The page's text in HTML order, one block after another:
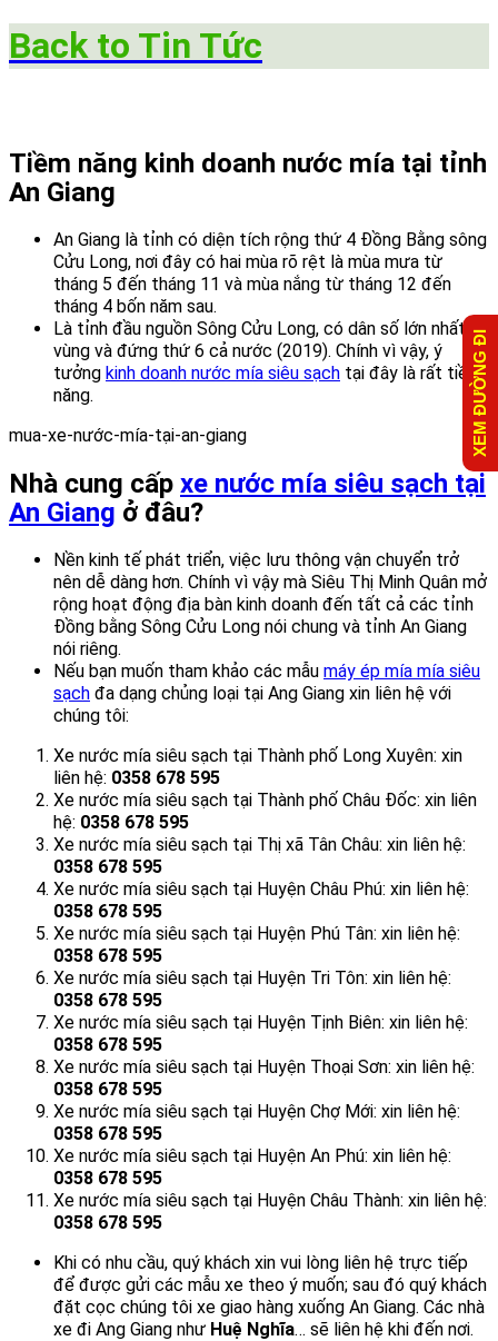
Back to Tin Tức
Tiềm năng kinh doanh nước mía tại tỉnh
An Giang
An Giang là tỉnh có diện tích rộng thứ 4 Đồng Bằng sông
Cửu Long, nơi đây có hai mùa rõ rệt là mùa mưa từ
tháng 5 đến tháng 11 và mùa nắng từ tháng 12 đến
tháng 4 bốn năm sau.
Là tỉnh đầu nguồn Sông Cửu Long, có dân số lớn nhất
vùng và đứng thứ 6 cả nước (2019). Chính vì vậy, ý
tưởng kinh doanh nước mía siêu sạch tại đây là rất tiềm
năng.
Nhà cung cấp xe nước mía siêu sạch tại
An Giang ở đâu?
Nền kinh tế phát triển, việc lưu thông vận chuyển trở
nên dễ dàng hơn. Chính vì vậy mà Siêu Thị Minh Quân mở
rộng hoạt động địa bàn kinh doanh đến tất cả các tỉnh
Đồng bằng Sông Cửu Long nói chung và tỉnh An Giang
nói riêng.
Nếu bạn muốn tham khảo các mẫu máy ép mía mía siêu
sạch đa dạng chủng loại tại Ang Giang xin liên hệ với
chúng tôi:
Xe nước mía siêu sạch tại Thành phố Long Xuyên: xin
liên hệ: 0358 678 595
Xe nước mía siêu sạch tại Thành phố Châu Đốc: xin liên
hệ: 0358 678 595
Xe nước mía siêu sạch tại Thị xã Tân Châu: xin liên hệ:
0358 678 595
Xe nước mía siêu sạch tại Huyện Châu Phú: xin liên hệ:
0358 678 595
Xe nước mía siêu sạch tại Huyện Phú Tân: xin liên hệ:
0358 678 595
Xe nước mía siêu sạch tại Huyện Tri Tôn: xin liên hệ:
0358 678 595
Xe nước mía siêu sạch tại Huyện Tịnh Biên: xin liên hệ:
0358 678 595
Xe nước mía siêu sạch tại Huyện Thoại Sơn: xin liên hệ:
0358 678 595
Xe nước mía siêu sạch tại Huyện Chợ Mới: xin liên hệ:
0358 678 595
Xe nước mía siêu sạch tại Huyện An Phú: xin liên hệ:
0358 678 595
Xe nước mía siêu sạch tại Huyện Châu Thành: xin liên hệ:
0358 678 595
Khi có nhu cầu, quý khách xin vui lòng liên hệ trực tiếp
để được gửi các mẫu xe theo ý muốn; sau đó quý khách
đặt cọc chúng tôi xe giao hàng xuống An Giang. Các nhà
xe đi Ang Giang như Huệ Nghĩa… sẽ liên hệ khi đến nơi.
XEM ĐƯỜNG ĐI